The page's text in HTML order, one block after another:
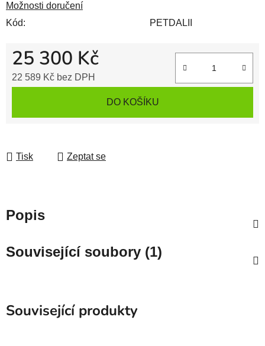
Možnosti doručení
Kód:
PETDALII
25 300 Kč
22 589 Kč bez DPH
DO KOŠÍKU
Tisk Zeptat se
Popis
Související soubory (1)
Související produkty